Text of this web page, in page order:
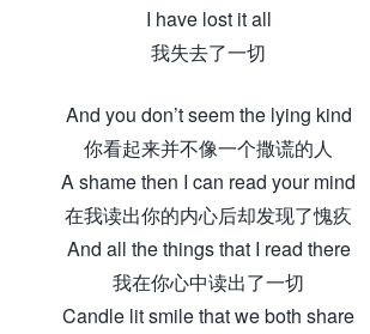
I have lost it all
我失去了一切
And you don’t seem the lying kind
你看起来并不像一个撒谎的人
A shame then I can read your mind
在我读出你的内心后却发现了愧疚
And all the things that I read there
我在你心中读出了一切
Candle lit smile that we both share